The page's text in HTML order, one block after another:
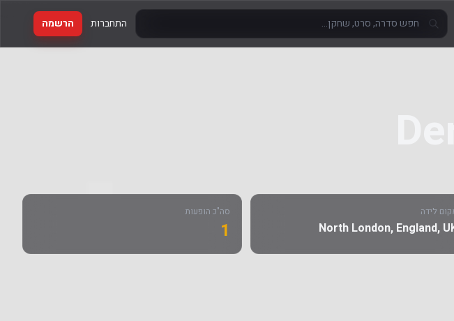
התחברות הרשמה
לידה
North London, England,
סה"כ הופעות
1